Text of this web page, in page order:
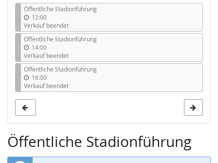
Öffentliche Stadionführung
12:00
Verkauf beendet
Öffentliche Stadionführung
14:00
Verkauf beendet
Öffentliche Stadionführung
16:00
Verkauf beendet
Öffentliche Stadionführung